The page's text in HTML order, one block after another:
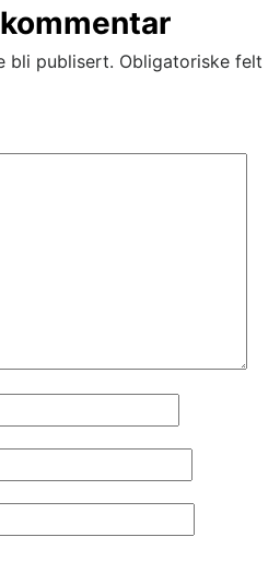
bli publisert. Obligatoriske felt